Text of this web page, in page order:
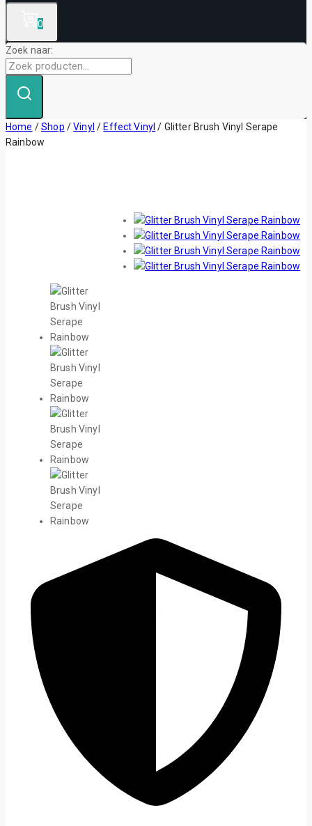
0
Zoek naar:
Home /Shop /Vinyl / Effect Vinyl / Glitter Brush Vinyl Serape
Rainbow